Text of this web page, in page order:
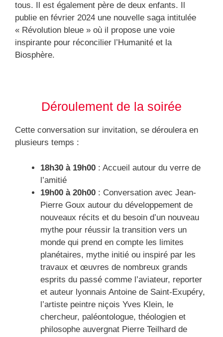
tous. Il est également père de deux enfants. Il
publie en février 2024 une nouvelle saga intitulée
« Révolution bleue » où il propose une voie
inspirante pour réconcilier l’Humanité et la
Biosphère.
Déroulement de la soirée
Cette conversation sur invitation, se déroulera en
plusieurs temps :
18h30 à 19h00 : Accueil autour du verre de
l’amitié
19h00 à 20h00 : Conversation avec Jean-
Pierre Goux autour du développement de
nouveaux récits et du besoin d’un nouveau
mythe pour réussir la transition vers un
monde qui prend en compte les limites
planétaires, mythe initié ou inspiré par les
travaux et œuvres de nombreux grands
esprits du passé comme l’aviateur, reporter
et auteur lyonnais Antoine de Saint-Exupéry,
l’artiste peintre niçois Yves Klein, le
chercheur, paléontologue, théologien et
philosophe auvergnat Pierre Teilhard de